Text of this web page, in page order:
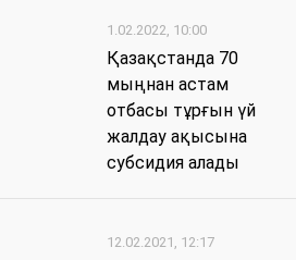
1.02.2022, 10:00
Қазақстанда 70
мыңнан астам
отбасы тұрғын үй
жалдау ақысына
субсидия алады
12.02.2021, 12:17